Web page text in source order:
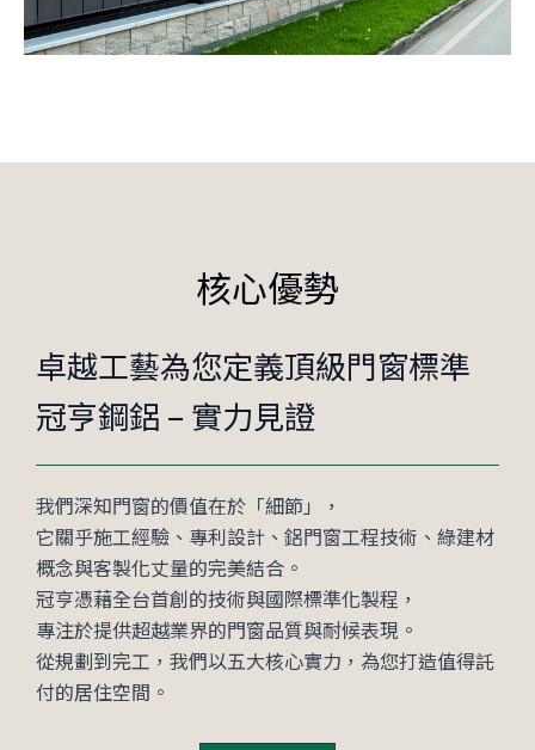
核心優勢
卓越工藝為您定義頂級門窗標準
冠亨鋼鋁 – 實力見證
我們深知門窗的價值在於「細節」，
它關乎施工經驗、專利設計、鋁門窗工程技術、綠建材
概念與客製化丈量的完美結合。
冠亨憑藉全台首創的技術與國際標準化製程，
專注於提供超越業界的門窗品質與耐候表現。
從規劃到完工，我們以五大核心實力，為您打造值得託
付的居住空間。